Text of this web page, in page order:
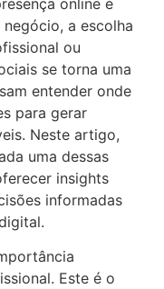
a escolha
ou
se torna uma
entender onde
para gerar
Neste artigo,
uma dessas
insights
informadas
Este é o